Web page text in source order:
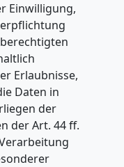
Einwilligung,
Erlaubnisse,
Daten in
der
der Art. 44 ff.